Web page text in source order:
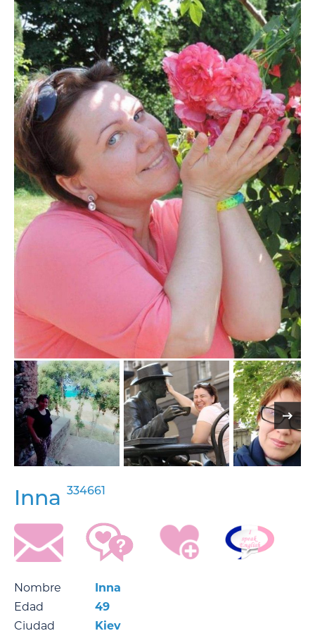
Inna 334661
Nombre
Inna
Edad
49
Ciudad
Kiev